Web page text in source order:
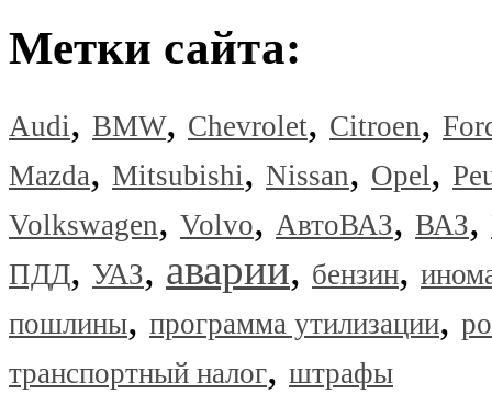
Метки сайта:
Audi, BMW, Chevrolet, Citroen,
Mazda, Mitsubishi, Nissan, Opel,
Volkswagen, Volvo, АвтоВАЗ, ВАЗ,
ПДД, УАЗ, аварии, бензин,
пошлины, программа утилизации,
транспортный налог, штрафы